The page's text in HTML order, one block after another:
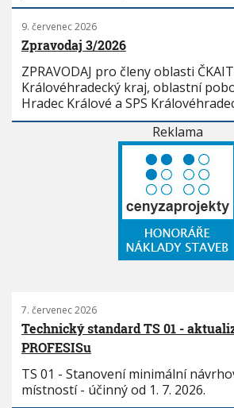
9. červenec 2026
Zpravodaj 3/2026
ZPRAVODAJ pro členy oblasti ČKAIT
Královéhradecký kraj, oblastní
Hradec Králové a SPS
Reklama
7. červenec 2026
Technický standard TS 01 -
PROFESISu
TS 01 - Stanovení minimální
místností - účinný od 1. 7. 2026.